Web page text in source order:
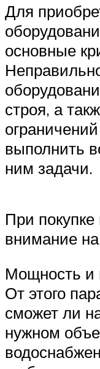
Для
основные
строя, а
выполнить
ним задачи.
При
внимание на
Мощность и
От этого
сможет ли
нужном